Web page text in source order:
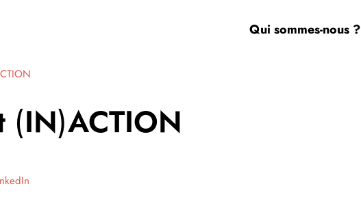
Qui sommes-nous ?
(IN)ACTION